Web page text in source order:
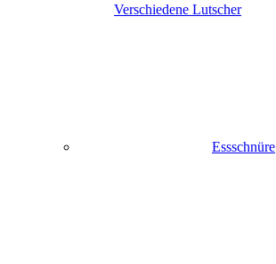
Verschiedene Lutscher
Essschnüre